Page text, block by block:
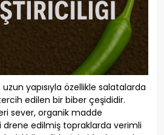
yapısıyla özellikle salatalarda
edilen bir biber çeşididir.
sever, organik madde
drene edilmiş topraklarda verimli